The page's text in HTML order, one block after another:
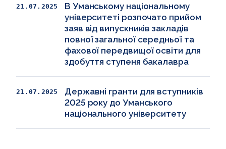
21.07.2025
В Уманському національному
університеті розпочато прийом
заяв від випускників закладів
повної загальної середньої та
фахової передвищої освіти для
здобуття ступеня бакалавра
21.07.2025
Державні гранти для вступників
2025 року до Уманського
національного університету